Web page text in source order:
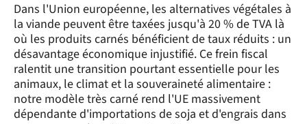
Dans l'Union européenne, les alternatives végétales à
la viande peuvent être taxées jusqu'à 20 % de TVA là
où les produits carnés bénéficient de taux réduits : un
désavantage économique injustifié. Ce frein fiscal
ralentit une transition pourtant essentielle pour les
animaux, le climat et la souveraineté alimentaire :
notre modèle très carné rend l'UE massivement
dépendante d'importations de soja et d'engrais dans